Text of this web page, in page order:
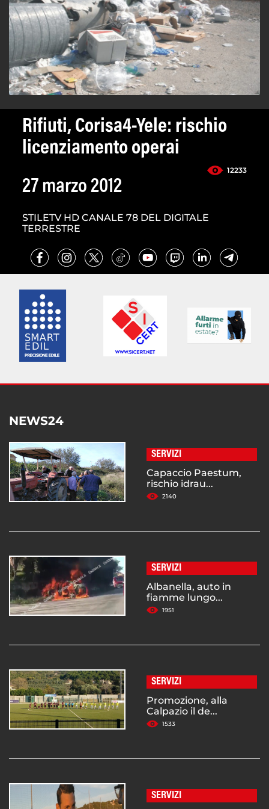
Rifiuti, Corisa4-Yele: rischio
licenziamento operai
12233
27 marzo 2012
STILETV HD CANALE 78 DEL DIGITALE
TERRESTRE
NEWS24
SERVIZI
Capaccio Paestum,
rischio idrau...
2140
SERVIZI
Albanella, auto in
fiamme lungo...
1951
SERVIZI
Promozione, alla
Calpazio il de...
1533
SERVIZI